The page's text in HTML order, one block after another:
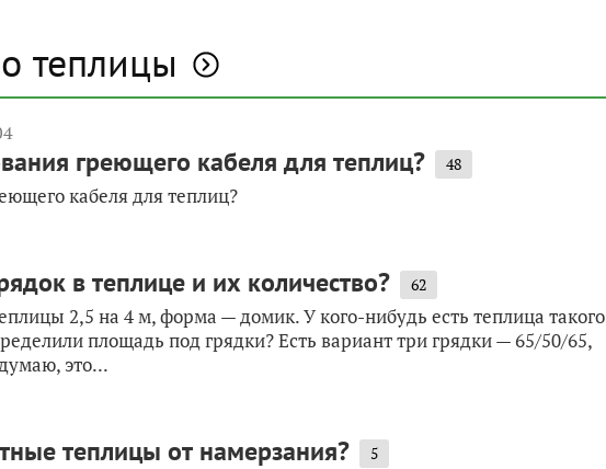
теплицы
греющего кабеля для теплиц? 48
кабеля для теплиц?
в теплице и их количество? 62
2,5 на 4 м, форма — домик. У кого-нибудь есть теплица такого
площадь под грядки? Есть вариант три грядки — 65/50/65,
это...
теплицы от намерзания? 5